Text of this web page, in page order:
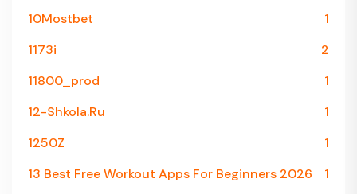
10Mostbet
1
1173i
2
11800_prod
1
12-Shkola.ru
1
1250Z
1
13 Best Free Workout Apps For Beginners 2026
1